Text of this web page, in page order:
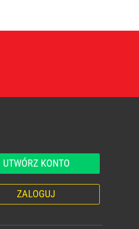
UTWÓRZ KONTO
ZALOGUJ